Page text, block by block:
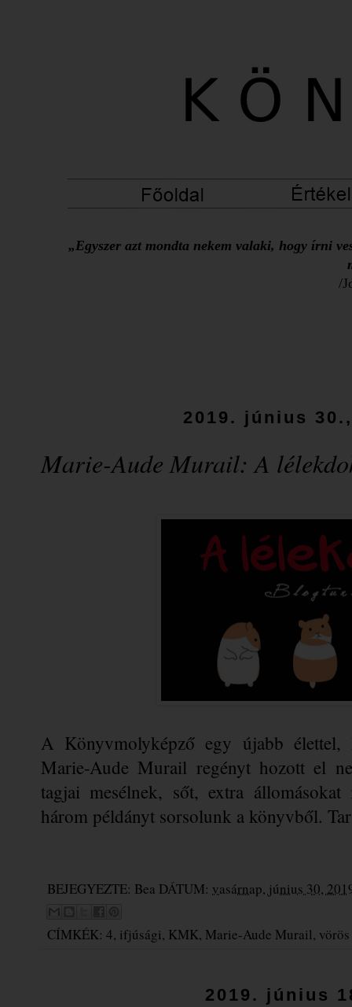
„Egyszer azt mondta nekem valaki, hogy írni
/
2019. június
Marie-Aude Murail: A
A Könyvmolyképző egy újabb élettel,
Marie-Aude Murail regényt hozott el
tagjai mesélnek, sőt, extra
három példányt sorsolunk a könyvből.
BEJEGYEZTE: Bea DÁTUM: vasárnap, június 30,
CÍMKÉK: 4, ifjúsági, KMK, Marie-Aude Murail,
2019. június